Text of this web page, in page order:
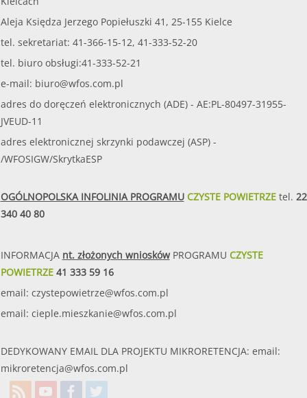
Aleja Księdza Jerzego Popiełuszki 41, 25-155 Kielce
tel. sekretariat: 41-366-15-12, 41-333-52-20
tel. biuro obsługi:41-333-52-21
e-mail: biuro@wfos.com.pl
adres do doręczeń elektronicznych (ADE) - AE:PL-80497-31955-
JVEUD-11
adres elektronicznej skrzynki podawczej (ASP) -
/WFOSIGW/SkrytkaESP
OGÓLNOPOLSKA INFOLINIA PROGRAMUCZYSTE POWIETRZEtel. 22
340 40 80
INFORMACJA nt. złożonych wnioskówPROGRAMU CZYSTE
POWIETRZE41 333 59 16
email: czystepowietrze@wfos.com.pl
email: cieple.mieszkanie@wfos.com.pl
DEDYKOWANY EMAIL DLA PROJEKTU MIKRORETENCJA: email:
mikroretencja@wfos.com.pl